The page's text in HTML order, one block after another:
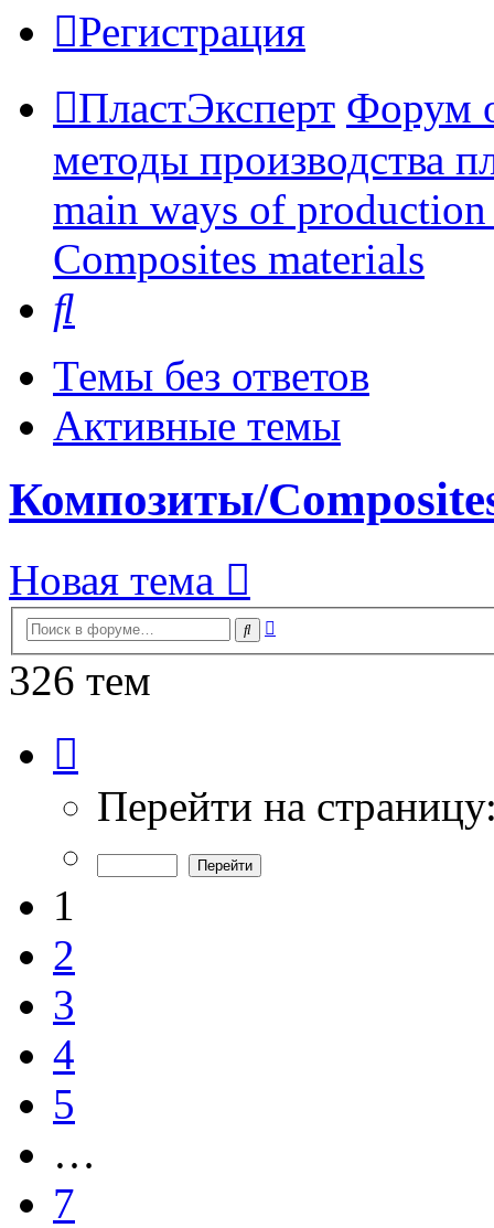
Регистрация
ПластЭксперт Форум
методы производства
main ways of
Сomposites materials
Темы без ответов
Активные темы
Композиты/
Новая тема
Поиск
326 тем
из
Перейти на
1
2
3
4
5
…
7